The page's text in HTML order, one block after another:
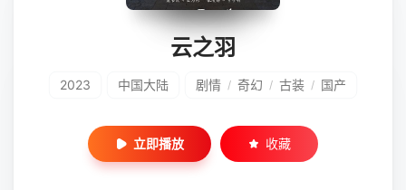
云之羽
2023 中国大陆 剧情 / 奇幻 / 古装 / 国产
立即播放 收藏